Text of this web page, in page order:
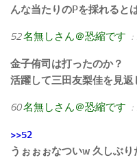
んな当たりのPを採れると
52名無しさん＠恐縮です
金子侑司は打ったのか？
活躍して三田友梨佳を見返
60名無しさん＠恐縮です
>>52
うぉぉぉなついw 久しぶり